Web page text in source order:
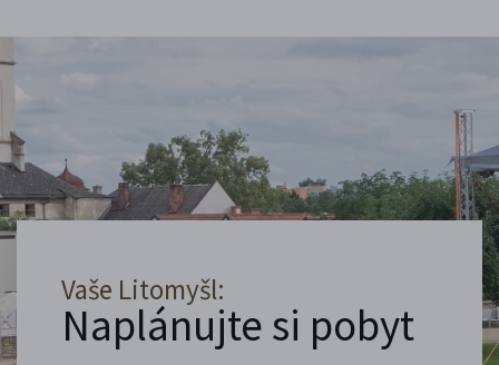
Vaše Litomyšl:
Naplánujte si pobyt